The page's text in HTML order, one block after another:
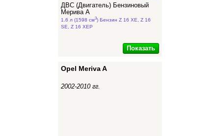
ДВС (Двигатель) Бензиновый
Мерива А
1.6 л (1598 см3) Бензин Z 16 XE, Z 16
SE, Z 16 XEP
Показать
Opel Meriva A
2002-2010 гг.